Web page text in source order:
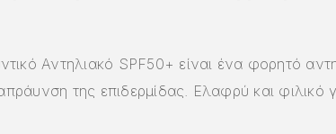
Αντηλιακό SPF50+ είναι ένα φορητό
της επιδερμίδας. Ελαφρύ και φιλικό